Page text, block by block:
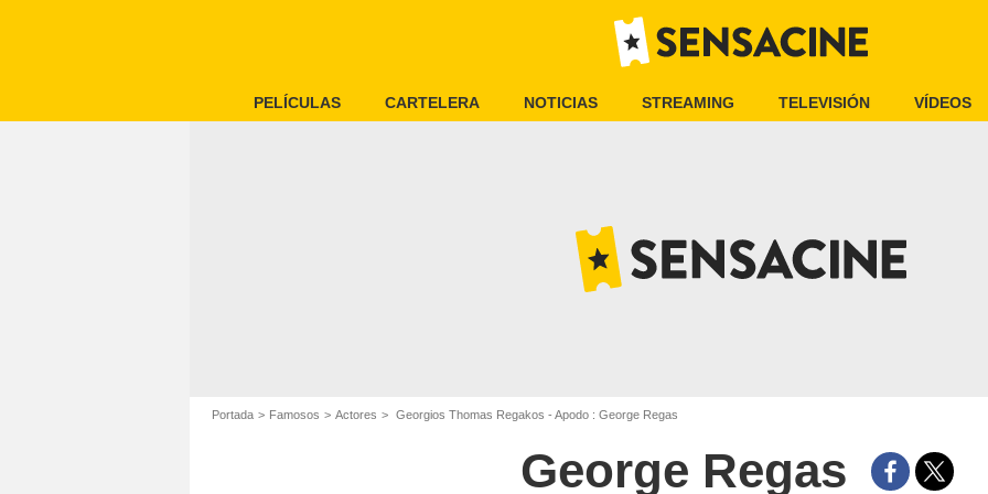
PELÍCULAS CARTELERA NOTICIAS STREAMING TELEVISIÓN VÍDEOS
Portada Famosos Actores Georgios Thomas Regakos - Apodo : George Regas
George Regas